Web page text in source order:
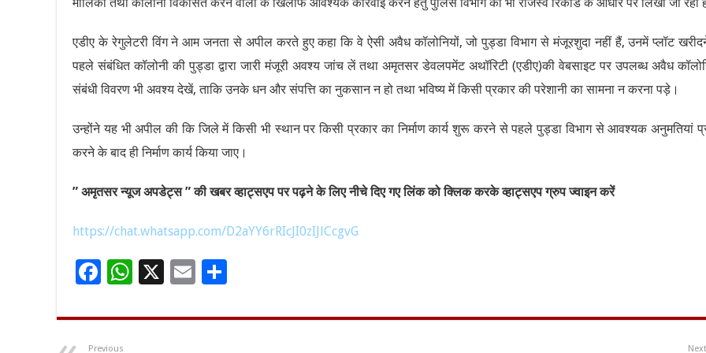
एडीए के रेगुलेटरी विंग ने आम जनता से अपील करते हुए कहा कि वे ऐसी अवैध कॉलोनियों, जो पुड्डा विभाग से मंजूरशुदा नहीं हैं, उनमें प्लॉट
पहले संबंधित कॉलोनी की पुड्डा द्वारा जारी मंजूरी अवश्य जांच लें तथा अमृतसर डेवलपमेंट अथॉरिटी (एडीए)की वेबसाइट पर उपलब्ध अवैध
संबंधी विवरण भी अवश्य देखें, ताकि उनके धन और संपत्ति का नुकसान न हो तथा भविष्य में किसी प्रकार की परेशानी का सामना न करना पड़े।
उन्होंने यह भी अपील की कि जिले में किसी भी स्थान पर किसी प्रकार का निर्माण कार्य शुरू करने से पहले पुड्डा विभाग से आवश्यक अनुमतियां
करने के बाद ही निर्माण कार्य किया जाए।
” अमृतसर न्यूज अपडेट्स ” की खबर व्हाट्सएप पर पढ़ने के लिए नीचे दिए गए लिंक को क्लिक करके व्हाट्सएप ग्रुप ज्वाइन करें
https://chat.whatsapp.com/D2aYY6rRIcJI0zIJlCcgvG
F
e
W
at
X
E
ai ar
Previous Next